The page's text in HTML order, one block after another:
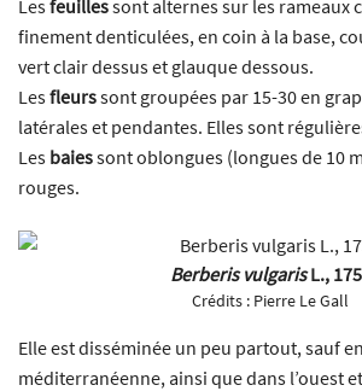
Lesfeuillessont alternes sur les rameaux
finement denticulées, en coin à la base,
vert clair dessus et glauque dessous.
Lesfleurssont groupées par 15-30 en
latérales et pendantes. Elles sont
Les baiessont oblongues (longues de 10
rouges.
Berberis vulgarisL.,
Crédits : Pierre Le Gall
Elle est disséminée un peu partout, sauf
méditerranéenne, ainsi que dans l’ouest